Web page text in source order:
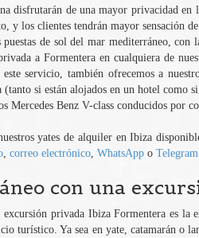
disfrutarán de una mayor privacidad
y los clientes tendrán mayor
de sol del mar mediterráneo,
a Formentera en cualquiera de
servicio, también ofrecemos a
si están alojados en un hotel como
Mercedes Benz V-class conducidos por
yates de alquiler en Ibiza
correo electrónico WhatsApp o Telegram
con una
privada Ibiza Formentera es
turístico. Ya sea en yate, catamarán o